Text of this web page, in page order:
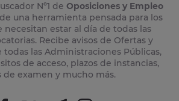
Nº1 de Oposiciones y Empleo
una herramienta pensada para los
necesitan estar al día de todas las
Recibe avisos de Ofertas y
todas las Administraciones Públicas,
de acceso, plazos de instancias,
de examen y mucho más.